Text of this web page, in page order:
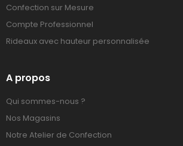
Confection sur Mesure
Compte Professionnel
Rideaux avec hauteur personnalisée
A propos
Qui sommes-nous ?
Nos Magasins
Notre Atelier de Confection